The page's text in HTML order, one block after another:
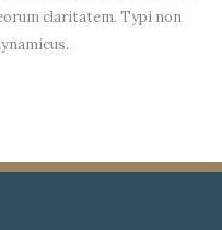
claritatem. Typi non